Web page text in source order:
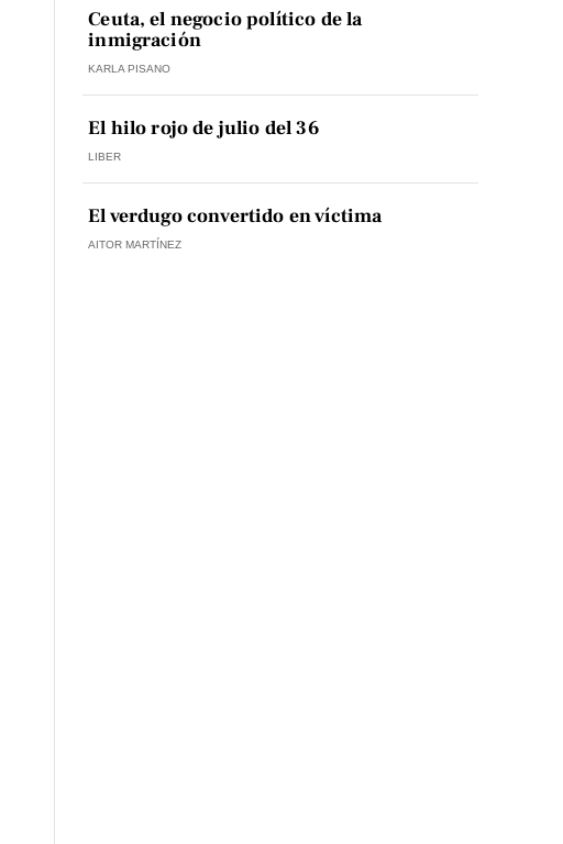
Ceuta, el negocio político de la
inmigración
KARLA PISANO
El hilo rojo de julio del 36
LIBER
El verdugo convertido en víctima
AITOR MARTÍNEZ